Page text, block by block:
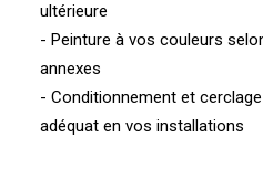
ultérieure
- Peinture à vos couleurs
annexes
- Conditionnement et
adéquat en vos installations